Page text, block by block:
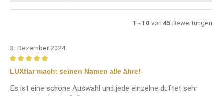
1 - 10 von 45 Bewertungen
3. Dezember 2024
Bewertung mit 5 von 5 Sternen
LUXflar macht seinen Namen alle ähre!
Es ist eine schöne Auswahl und jede einzelne duftet sehr